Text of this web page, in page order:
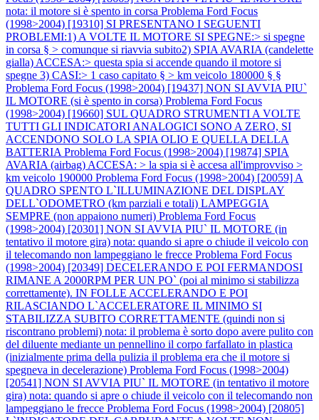
nota: il motore si è spento in corsa Problema Ford Focus
(1998>2004) [19310] SI PRESENTANO I SEGUENTI
PROBLEMI:1) A VOLTE IL MOTORE SI SPEGNE:> si spegne
in corsa § > comunque si riavvia subito2) SPIA AVARIA (candelette
gialla) ACCESA:> questa spia si accende quando il motore si
spegne 3) CASI:> 1 caso capitato § > km veicolo 180000 § §
Problema Ford Focus (1998>2004) [19437] NON SI AVVIA PIU`
IL MOTORE (si è spento in corsa) Problema Ford Focus
(1998>2004) [19660] SUL QUADRO STRUMENTI A VOLTE
TUTTI GLI INDICATORI ANALOGICI SONO A ZERO, SI
ACCENDONO SOLO LA SPIA OLIO E QUELLA DELLA
BATTERIA Problema Ford Focus (1998>2004) [19874] SPIA
AVARIA (airbag) ACCESA: > la spia si è accesa all'improvviso >
km veicolo 190000 Problema Ford Focus (1998>2004) [20059] A
QUADRO SPENTO L`ILLUMINAZIONE DEL DISPLAY
DELL`ODOMETRO (km parziali e totali) LAMPEGGIA
SEMPRE (non appaiono numeri) Problema Ford Focus
(1998>2004) [20301] NON SI AVVIA PIU` IL MOTORE (in
tentativo il motore gira) nota: quando si apre o chiude il veicolo con
il telecomando non lampeggiano le frecce Problema Ford Focus
(1998>2004) [20349] DECELERANDO E POI FERMANDOSI
RIMANE A 2000RPM PER UN PO` (poi al minimo si stabilizza
correttamente). IN FOLLE ACCELERANDO E POI
RILASCIANDO L`ACCELERATORE IL MINIMO SI
STABILIZZA SUBITO CORRETTAMENTE (quindi non si
riscontrano problemi) nota: il problema è sorto dopo avere pulito con
del diluente mediante un pennellino il corpo farfallato in plastica
(inizialmente prima della pulizia il problema era che il motore si
spegneva in decelerazione) Problema Ford Focus (1998>2004)
[20541] NON SI AVVIA PIU` IL MOTORE (in tentativo il motore
gira) nota: quando si apre o chiude il veicolo con il telecomando non
lampeggiano le frecce Problema Ford Focus (1998>2004) [20805]